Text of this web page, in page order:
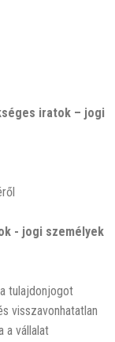
iratok – jogi
- jogi személyek
tulajdonjogot
visszavonhatatlan
a vállalat